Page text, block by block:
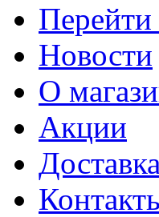
Перейти
Новости
О
Акции